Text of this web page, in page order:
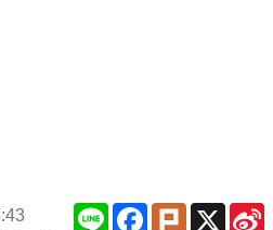
Line Facebook
PlurkX